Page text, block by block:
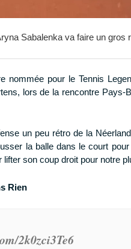
Sabalenka va faire un gros
nommée pour le Tennis
lors de la rencontre Pays-
un peu rétro de la
la balle dans le court
son coup droit pour notre
Rien
2k0zci3Te6